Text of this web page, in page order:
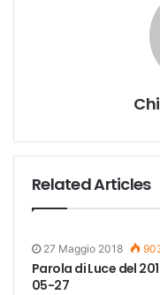
Related Articles
27 Maggio 2018
Parola di Luce del
05-27